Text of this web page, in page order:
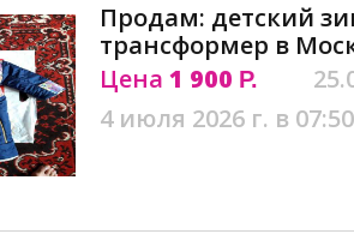
Продам: детский
трансформер в
Цена 1 900 Р.
4 июля 2026 г. в 07:50